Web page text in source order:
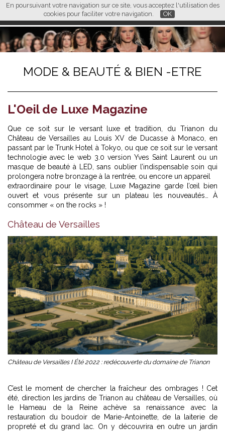
En poursuivant votre navigation sur ce site, vous acceptez l'utilisation des
cookies pour faciliter votre navigation.
OK
FR EN CN
L M
MODE & BEAUTÉ & BIEN -ETRE
L'Oeil de Luxe Magazine
Que ce soit sur le versant luxe et tradition, du Trianon du
Château de Versailles au Louis XV de Ducasse à Monaco, en
passant par le Trunk Hotel à Tokyo, ou que ce soit sur le versant
technologie avec le web 3.0 version Yves Saint Laurent ou un
masque de beauté à LED, sans oublier l’indispensable soin qui
prolongera notre bronzage à la rentrée, ou encore un appareil
extraordinaire pour le visage, Luxe Magazine garde l’œil bien
ouvert et vous présente sur un plateau les nouveautés… À
consommer « on the rocks » !
Château de Versailles
Château de Versailles I Été 2022 : redécouverte du domaine de Trianon
C’est le moment de chercher la fraîcheur des ombrages ! Cet
été, direction les jardins de Trianon au château de Versailles, où
le Hameau de la Reine achève sa renaissance avec la
restauration du boudoir de Marie-Antoinette, de la laiterie de
propreté et du grand lac. On y découvrira en outre un jardin